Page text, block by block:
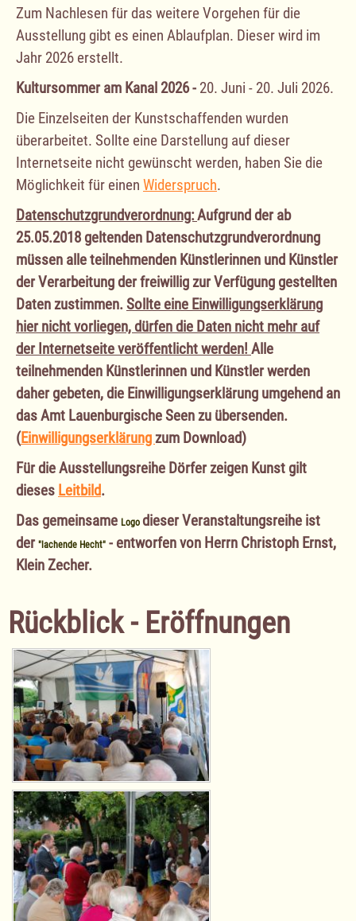
Zum Nachlesen für das weitere Vorgehen für die
Ausstellung gibt es einen Ablaufplan. Dieser wird im
Jahr 2026 erstellt.
Kultursommer am Kanal 2026 - 20. Juni - 20. Juli 2026.
Die Einzelseiten der Kunstschaffenden wurden
überarbeitet. Sollte eine Darstellung auf dieser
Internetseite nicht gewünscht werden, haben Sie die
Möglichkeit für einen Widerspruch.
Datenschutzgrundverordnung:Aufgrund der ab
25.05.2018 geltenden Datenschutzgrundverordnung
müssen alle teilnehmenden Künstlerinnen und Künstler
der Verarbeitung der freiwillig zur Verfügung gestellten
Daten zustimmen.Sollte eine Einwilligungserklärung
hier nicht vorliegen, dürfen die Daten nicht mehr auf
der Internetseite veröffentlicht werden! Alle
teilnehmenden Künstlerinnen und Künstler werden
daher gebeten, die Einwilligungserklärung umgehend an
das Amt Lauenburgische Seen zu übersenden.
(Einwilligungserklärung zum Download)
Für die Ausstellungsreihe Dörfer zeigen Kunst gilt
dieses Leitbild.
Das gemeinsame Logo dieser Veranstaltungsreihe ist
der "lachende Hecht" - entworfen von Herrn Christoph Ernst,
Klein Zecher.
Rückblick - Eröffnungen